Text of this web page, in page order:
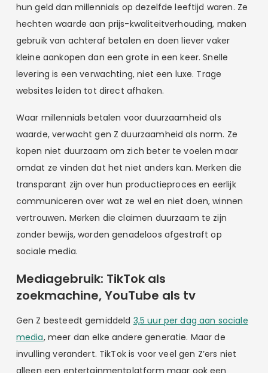
hun geld dan millennials op dezelfde leeftijd waren. Ze
hechten waarde aan prijs-kwaliteitverhouding, maken
gebruik van achteraf betalen en doen liever vaker
kleine aankopen dan een grote in een keer. Snelle
levering is een verwachting, niet een luxe. Trage
websites leiden tot direct afhaken.
Waar millennials betalen voor duurzaamheid als
waarde, verwacht gen Z duurzaamheid als norm. Ze
kopen niet duurzaam om zich beter te voelen maar
omdat ze vinden dat het niet anders kan. Merken die
transparant zijn over hun productieproces en eerlijk
communiceren over wat ze wel en niet doen, winnen
vertrouwen. Merken die claimen duurzaam te zijn
zonder bewijs, worden genadeloos afgestraft op
sociale media.
Mediagebruik: TikTok als
zoekmachine, YouTube als tv
Gen Z besteedt gemiddeld 3,5 uur per dag aan sociale
media, meer dan elke andere generatie. Maar de
invulling verandert. TikTok is voor veel gen Z’ers niet
alleen een entertainmentplatform maar ook een